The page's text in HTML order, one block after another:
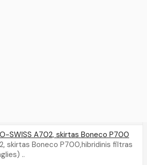
SWISS A702, skirtas Boneco P700
skirtas Boneco P700,hibridinis filtras
..